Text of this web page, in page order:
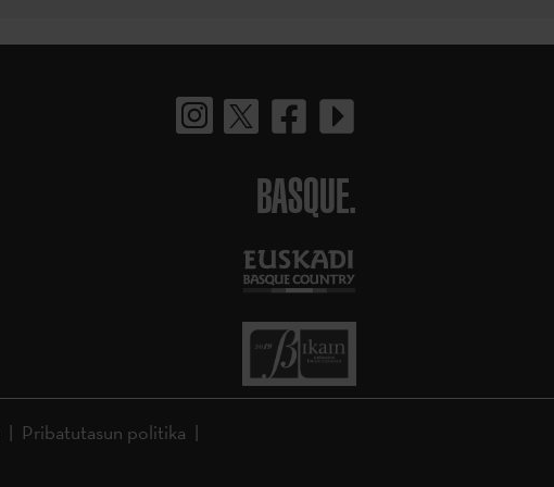
BASQUE.
Pribatutasun politika